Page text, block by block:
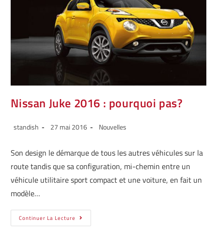
Nissan Juke 2016 : pourquoi pas?
standish 27 mai 2016 Nouvelles
Son design le démarque de tous les autres véhicules sur la
route tandis que sa configuration, mi-chemin entre un
véhicule utilitaire sport compact et une voiture, en fait un
modèle…
Continuer La Lecture